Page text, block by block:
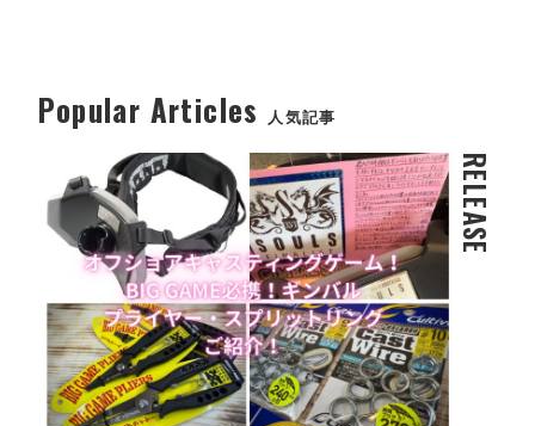
Popular Articles 人気記事
RELEASE